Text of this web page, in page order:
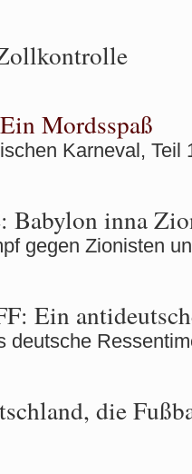
Ein Mordsspaß
Karneval, Teil
Babylon inna
gegen Zionisten
Ein
deutsche
die